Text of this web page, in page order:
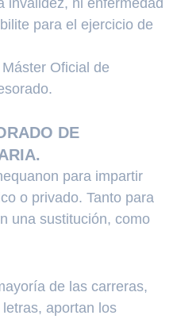
para el ejercicio de
Oficial de
DE
para impartir
o privado. Tanto para
una sustitución, como
de las carreras,
aportan los